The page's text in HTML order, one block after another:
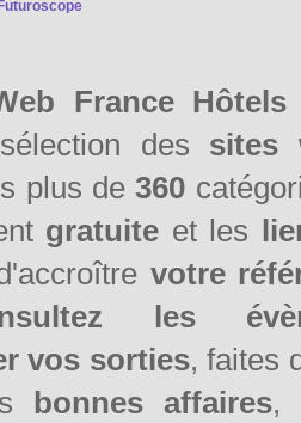
France Hôtels
des sites
plus de360
gratuite et les
votre
les
vos sorties, faites
bonnes affaires,